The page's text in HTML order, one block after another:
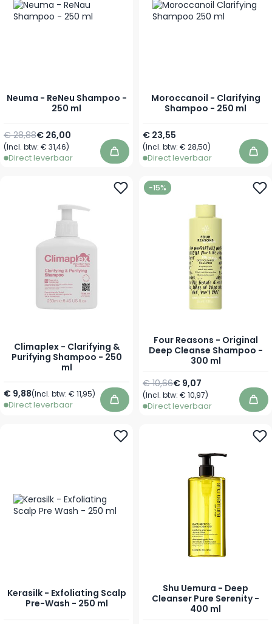
Neuma - ReNeu Shampoo -
250 ml
Speciale prijs
€ 26,00
Normale prijs
€ 28,88
(Incl. btw: € 31,46)
Direct leverbaar In winkelwagen
Moroccanoil - Clarifying
Shampoo - 250 ml
€ 23,55
(Incl. btw: € 28,50)
Direct leverbaar In
Climaplex - Clarifying &
Purifying Shampoo - 250
ml
€ 9,88(Incl. btw: € 11,95)
Direct leverbaar In winkelwagen
-15%
Four Reasons - Original
Deep Cleanse Shampoo -
300 ml
Speciale prijs
€ 9,07
Normale prijs
€ 10,66
(Incl. btw: € 10,97)
Direct leverbaar In
Kerasilk - Exfoliating Scalp
Pre-Wash - 250 ml
Shu Uemura - Deep
Cleanser Pure Serenity -
400 ml